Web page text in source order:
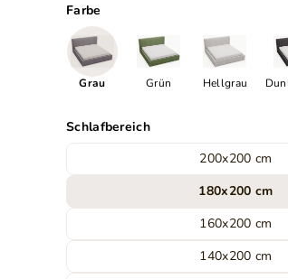
Farbe
Grau Grün Hellgrau
Schlafbereich
200x200 cm
180x200 cm
160x200 cm
140x200 cm